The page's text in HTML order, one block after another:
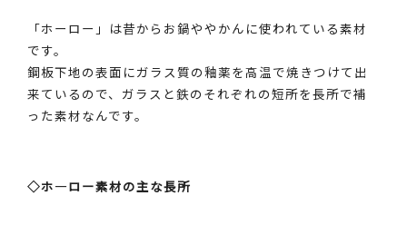
「ホーロー」は昔からお鍋ややかんに使われている素材
です。
鋼板下地の表面にガラス質の釉薬を高温で焼きつけて出
来ているので、ガラスと鉄のそれぞれの短所を長所で補
った素材なんです。
◇ホ―ロー素材の主な長所